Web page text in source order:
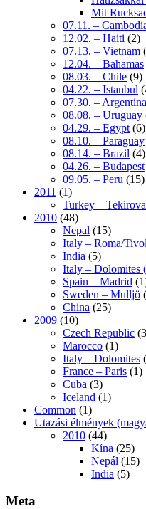
Mit
07.11. –
12.02. – Haiti (2)
07.13. – Vietnam
12.04. – Bahamas
08.03. – Chile (9)
04.22. – Istanbul
07.30. – Argentina
08.08. – Uruguay
04.29. – Egypt (6)
08.10. – Paraguay
08.14. – Brazil (4)
04.26. – Budapest
09.05. – Peru (15)
2011 (1)
Turkey – Tekirova
2010 (48)
Nepal (15)
Italy – Roma/
India (5)
Italy – Dolomites
Spain – Madrid
Sweden – Mulljö
China (25)
2009 (10)
Czech Republic
Marocco (1)
Italy – Dolomites
France – Paris (1)
Cuba (3)
Iceland (1)
Common (1)
Utazási élmények
2010 (44)
Kína (25)
Nepál (15)
India (5)
Meta